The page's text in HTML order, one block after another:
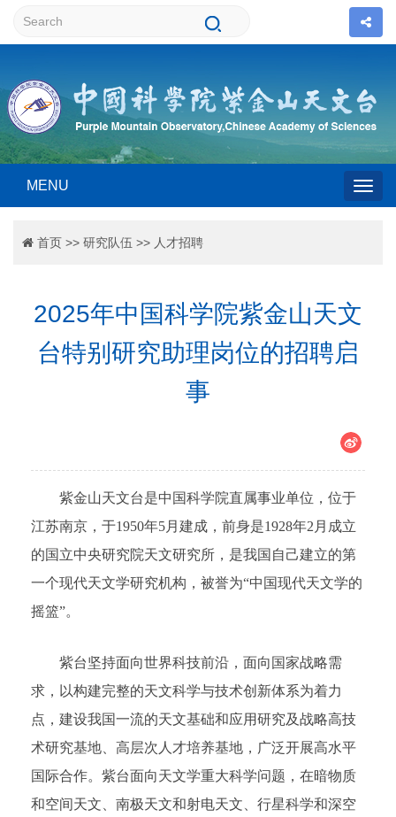
MENU
首页 >> 研究队伍 >> 人才招聘
2025年中国科学院紫金山天文
台特别研究助理岗位的招聘启
事
紫金山天文台是中国科学院直属事业单位，位于
江苏南京，于1950年5月建成，前身是1928年2月成立
的国立中央研究院天文研究所，是我国自己建立的第
一个现代天文学研究机构，被誉为“中国现代天文学的
摇篮”。
紫台坚持面向世界科技前沿，面向国家战略需
求，以构建完整的天文科学与技术创新体系为着力
点，建设我国一流的天文基础和应用研究及战略高技
术研究基地、高层次人才培养基地，广泛开展高水平
国际合作。紫台面向天文学重大科学问题，在暗物质
和空间天文、南极天文和射电天文、行星科学和深空